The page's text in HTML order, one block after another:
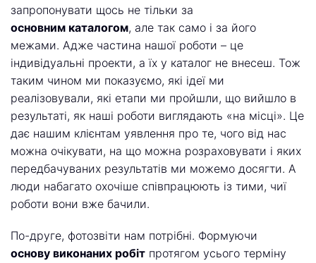
запропонувати щось не тільки за
основним каталогом, але так само і за його
межами. Адже частина нашої роботи – це
індивідуальні проекти, а їх у каталог не внесеш. Тож
таким чином ми показуємо, які ідеї ми
реалізовували, які етапи ми пройшли, що вийшло в
результаті, як наші роботи виглядають «на місці». Це
дає нашим клієнтам уявлення про те, чого від нас
можна очікувати, на що можна розраховувати і яких
передбачуваних результатів ми можемо досягти. А
люди набагато охочіше співпрацюють із тими, чиї
роботи вони вже бачили.
По-друге, фотозвіти нам потрібні. Формуючи
основу виконаних робіт протягом усього терміну